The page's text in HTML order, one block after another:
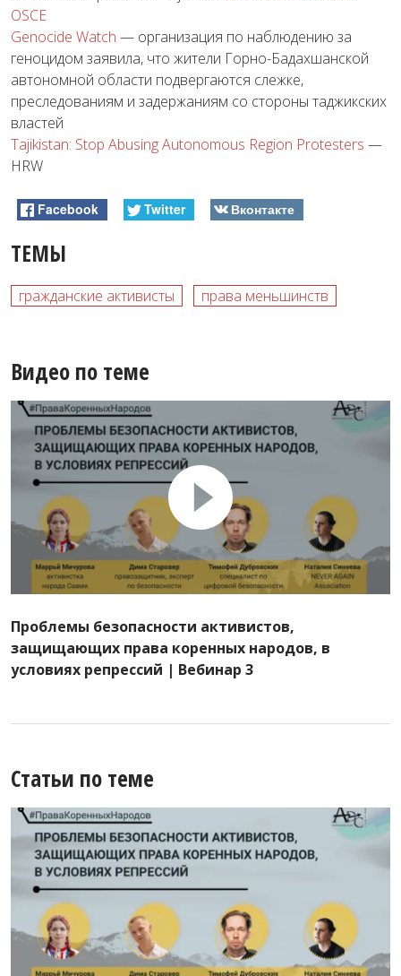
OSCE
Genocide Watch — организация по наблюдению за
геноцидом заявила, что жители Горно-Бадахшанской
автономной области подвергаются слежке,
преследованиям и задержаниям со стороны таджикских
властей
Tajikistan: Stop Abusing Autonomous Region Protesters —
HRW
Facebook Twitter Вконтакте
ТЕМЫ
гражданские активисты права меньшинств
Видео по теме
Проблемы безопасности активистов,
защищающих права коренных народов, в
условиях репрессий | Вебинар 3
Статьи по теме